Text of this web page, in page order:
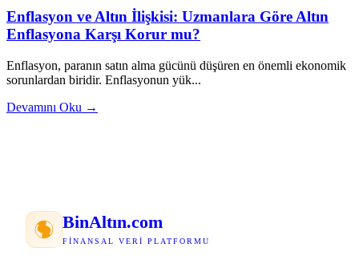
Enflasyon ve Altın İlişkisi: Uzmanlara Göre Altın
Enflasyona Karşı Korur mu?
Enflasyon, paranın satın alma gücünü düşüren en önemli ekonomik
sorunlardan biridir. Enflasyonun yük...
Devamını Oku →
BinAltın.com
FINANSAL VERI PLATFORMU